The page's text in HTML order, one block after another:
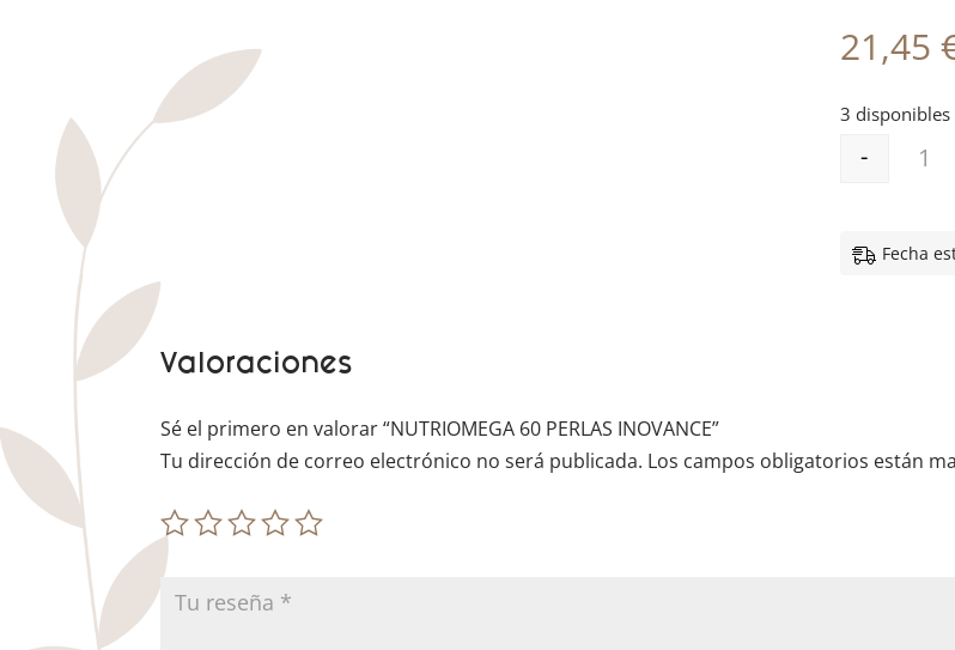
21,45
3 disponibles
-
Fecha
Valoraciones
Sé el primero en valorar “NUTRIOMEGA 60 PERLAS INOVANCE”
Tu dirección de correo electrónico no será publicada. Los campos obligatorios están